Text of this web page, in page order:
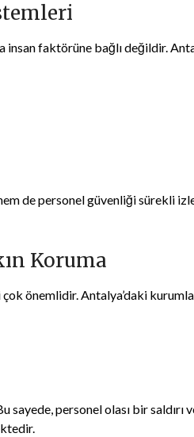
insan faktörüne bağlı değildir.
de personel güvenliği sürekli
Koruma
önemlidir. Antalya’daki
sayede, personel olası bir saldırı